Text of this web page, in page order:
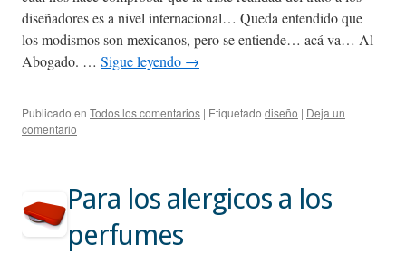
diseñadores es a nivel internacional… Queda entendido que
los modismos son mexicanos, pero se entiende… acá va… Al
Abogado. … Sigue leyendo →
Publicado en Todos los comentarios | Etiquetado diseño | Deja un
comentario
Para los alergicos a los
perfumes